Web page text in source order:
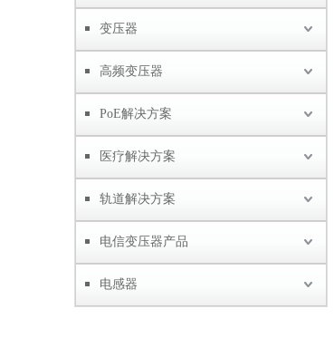
变压器
高频变压器
PoE解决方案
医疗解决方案
轨道解决方案
电信变压器产品
电感器